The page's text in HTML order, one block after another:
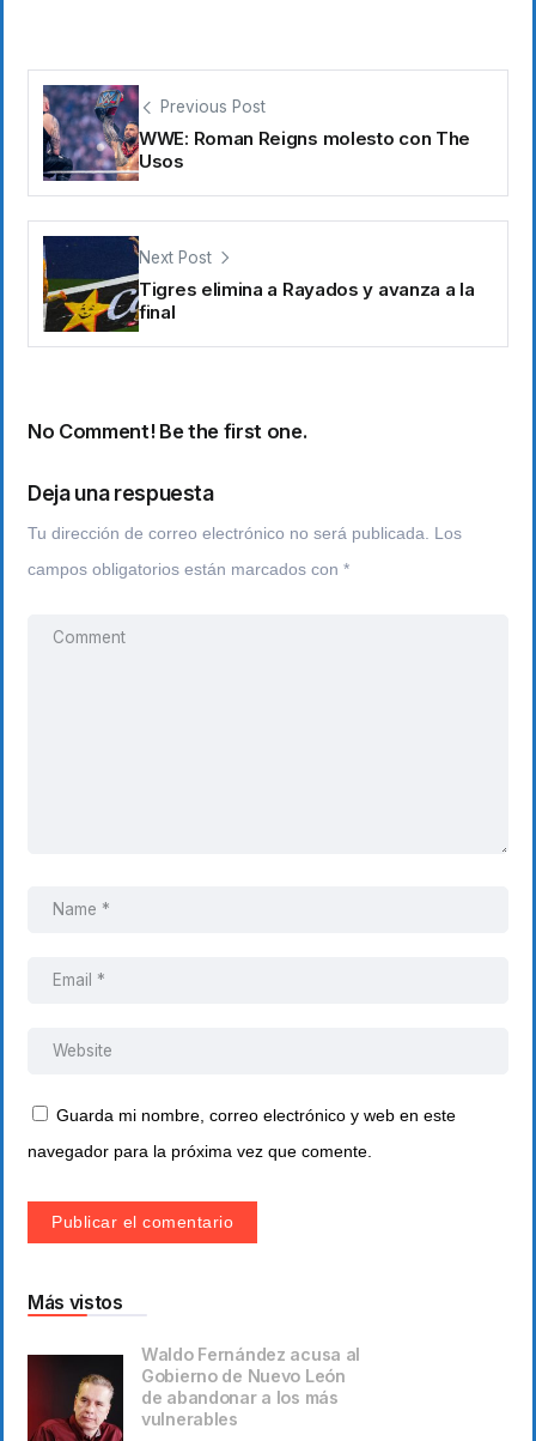
Previous Post
WWE: Roman Reigns molesto con The
Usos
Next Post
Tigres elimina a Rayados y avanza a la
final
No Comment! Be the first one.
Deja una respuesta
Tu dirección de correo electrónico no será publicada.
Los
campos obligatorios están marcados con *
Guarda mi nombre, correo electrónico y web en este
navegador para la próxima vez que comente.
Más vistos
Waldo Fernández acusa al
Gobierno de Nuevo León
de abandonar a los más
vulnerables